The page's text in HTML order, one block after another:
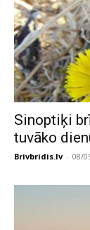
Sinoptiķi
tuvāko
Brivbridis.lv - 08/